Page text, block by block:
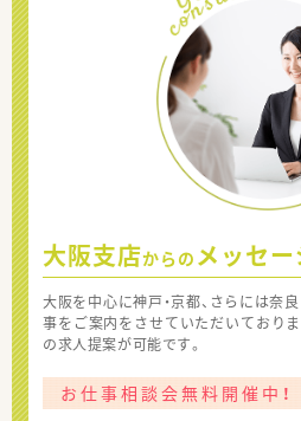
大阪支店からの メッセー
大阪を中心に神戸・京都、さらには奈
事をご案内をさせていただいており
の求人提案が可能です。
お仕事相談会無料開催中！